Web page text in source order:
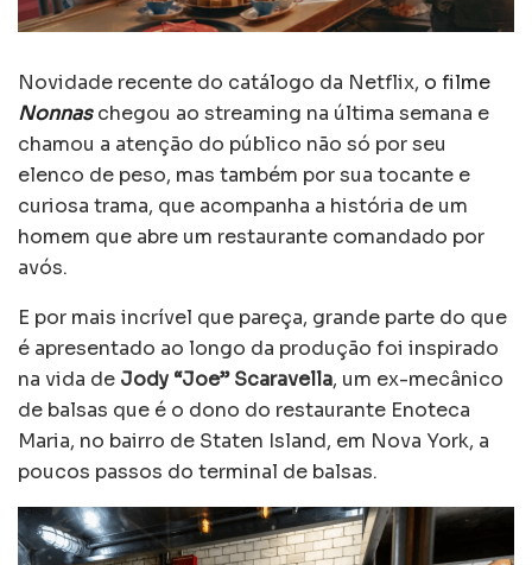
Novidade recente do catálogo da Netflix, o filme
Nonnaschegou ao streaming na última semana e
chamou a atenção do público não só por seu
elenco de peso, mas também por sua tocante e
curiosa trama, que acompanha a história de um
homem que abre um restaurante comandado por
avós.
E por mais incrível que pareça, grande parte do que
é apresentado ao longo da produção foi inspirado
na vida de Jody “Joe” Scaravella, um ex-mecânico
de balsas que é o dono do restaurante Enoteca
Maria, no bairro de Staten Island, em Nova York, a
poucos passos do terminal de balsas.